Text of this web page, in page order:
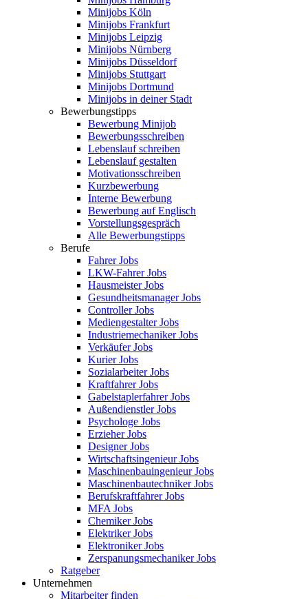
Minijobs Köln
Minijobs Frankfurt
Minijobs Leipzig
Minijobs Nürnberg
Minijobs Düsseldorf
Minijobs Stuttgart
Minijobs Dortmund
Minijobs in deiner Stadt
Bewerbungstipps
Bewerbung Minijob
Bewerbungsschreiben
Lebenslauf schreiben
Lebenslauf gestalten
Motivationsschreiben
Kurzbewerbung
Interne Bewerbung
Bewerbung auf Englisch
Vorstellungsgespräch
Alle Bewerbungstipps
Berufe
Fahrer Jobs
LKW-Fahrer Jobs
Hausmeister Jobs
Gesundheitsmanager Jobs
Controller Jobs
Mediengestalter Jobs
Industriemechaniker Jobs
Verkäufer Jobs
Kurier Jobs
Sozialarbeiter Jobs
Kraftfahrer Jobs
Gabelstaplerfahrer Jobs
Außendienstler Jobs
Psychologe Jobs
Erzieher Jobs
Designer Jobs
Wirtschaftsingenieur Jobs
Maschinenbauingenieur Jobs
Maschinenbautechniker Jobs
Berufskraftfahrer Jobs
MFA Jobs
Chemiker Jobs
Elektriker Jobs
Elektroniker Jobs
Zerspanungsmechaniker Jobs
Ratgeber
Unternehmen
Mitarbeiter finden